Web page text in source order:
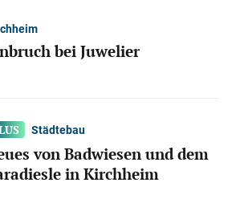
bei Juwelier
Städtebau
von Badwiesen und dem
in Kirchheim